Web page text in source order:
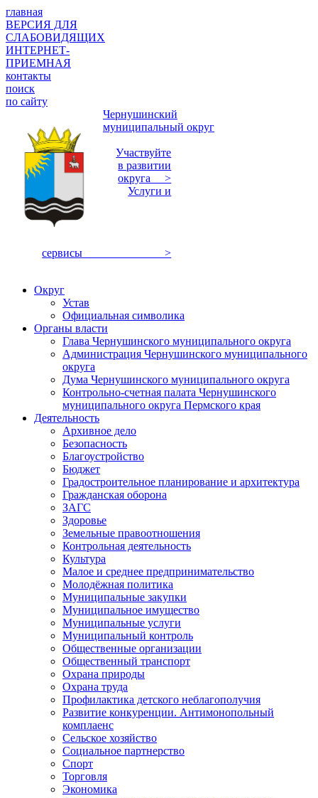
главная
ВЕРСИЯ ДЛЯ
СЛАБОВИДЯЩИХ
ИНТЕРНЕТ-
ПРИЕМНАЯ
контакты
поиск
по сайту
Чернушинский
муниципальный округ
Участвуйте
в развитии
округа >
Услуги и
сервисы >
Округ
Устав
Официальная символика
Органы власти
Глава Чернушинского муниципального округа
Администрация Чернушинского муниципального
округа
Дума Чернушинского муниципального округа
Контрольно-счетная палата Чернушинского
муниципального округа Пермского края
Деятельность
Архивное дело
Безопасность
Благоустройство
Бюджет
Градостроительное планирование и архитектура
Гражданская оборона
ЗАГС
Здоровье
Земельные правоотношения
Контрольная деятельность
Культура
Малое и среднее предпринимательство
Молодёжная политика
Муниципальные закупки
Муниципальное имущество
Муниципальные услуги
Муниципальный контроль
Общественные организации
Общественный транспорт
Охрана природы
Охрана труда
Профилактика детского неблагополучия
Развитие конкуренции. Антимонопольный
комплаенс
Сельское хозяйство
Социальное партнерство
Спорт
Торговля
Экономика